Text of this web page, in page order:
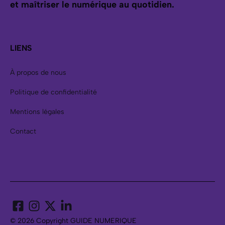
et maîtriser le numérique au quotidien.
LIENS
À propos de nous
Politique de confidentialité
Mentions légales
Contact
© 2026 Copyright GUIDE NUMERIQUE